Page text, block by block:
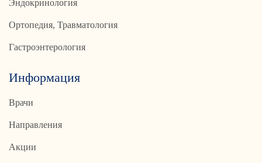
Эндокринология
Ортопедия, Травматология
Гастроэнтерология
Информация
Врачи
Направления
Акции